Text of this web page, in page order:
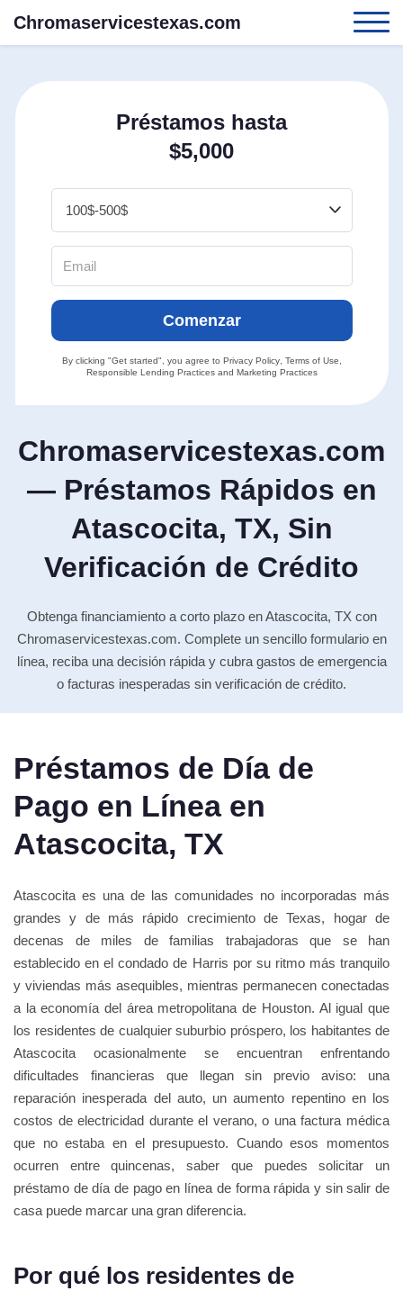
Chromaservicestexas.com
Chromaservicestexas.com
— Préstamos Rápidos en
Atascocita, TX, Sin
Verificación de Crédito
Obtenga financiamiento a corto plazo en Atascocita, TX con
Chromaservicestexas.com. Complete un sencillo formulario en
línea, reciba una decisión rápida y cubra gastos de emergencia
o facturas inesperadas sin verificación de crédito.
Préstamos hasta
$5,000
Comenzar
By clicking "Get started", you agree to Privacy Policy, Terms of Use
Responsible Lending Practicesand Marketing Practices
Préstamos de Día de
Pago en Línea en
Atascocita, TX
Atascocita es una de las comunidades no incorporadas más
grandes y de más rápido crecimiento de Texas, hogar de
decenas de miles de familias trabajadoras que se han
establecido en el condado de Harris por su ritmo más tranquilo
y viviendas más asequibles, mientras permanecen conectadas
a la economía del área metropolitana de Houston. Al igual que
los residentes de cualquier suburbio próspero, los habitantes de
Atascocita ocasionalmente se encuentran enfrentando
dificultades financieras que llegan sin previo aviso: una
reparación inesperada del auto, un aumento repentino en los
costos de electricidad durante el verano, o una factura médica
que no estaba en el presupuesto. Cuando esos momentos
ocurren entre quincenas, saber que puedes solicitar un
préstamo de día de pago en línea de forma rápida y sin salir de
casa puede marcar una gran diferencia.
Por qué los residentes de